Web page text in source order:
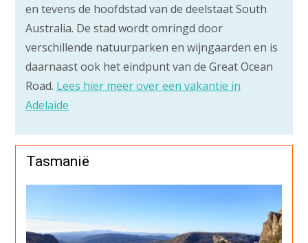
en tevens de hoofdstad van de deelstaat South
Australia. De stad wordt omringd door
verschillende natuurparken en wijngaarden en is
daarnaast ook het eindpunt van de Great Ocean
Road. Lees hier meer over een vakantie in
Adelaide
Tasmanië